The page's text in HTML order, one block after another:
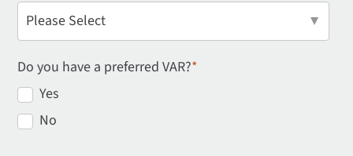
Do you have a preferred VAR?*
Yes
No